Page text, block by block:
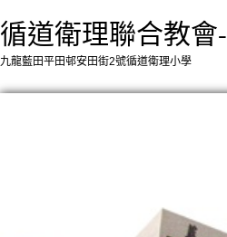
循道衛理聯合教會
九龍藍田平田邨安田街2號循道衛理小學